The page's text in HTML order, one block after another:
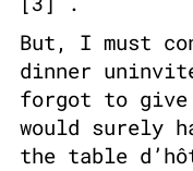
But, I must
dinner
forgot to give
would surely
the table